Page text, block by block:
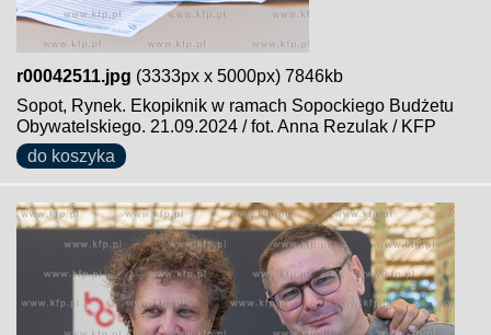
r00042511.jpg (3333px x 5000px) 7846kb
Sopot, Rynek. Ekopiknik w ramach Sopockiego Budżetu
Obywatelskiego. 21.09.2024 / fot. Anna Rezulak / KFP
do koszyka